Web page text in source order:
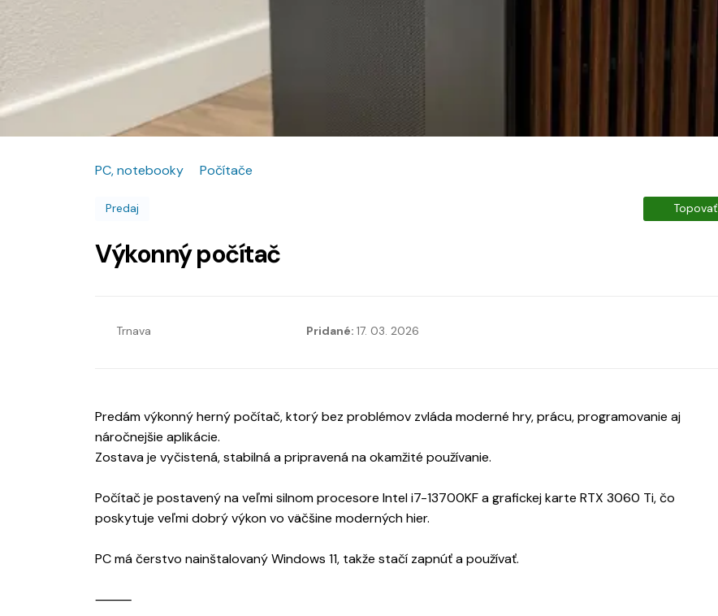
PC, notebooky Počítače
Predaj Topovať
Výkonný počítač
Trnava Pridané: 17. 03. 2026
Predám výkonný herný počítač, ktorý bez problémov zvláda moderné hry, prácu, programovanie aj
náročnejšie aplikácie.
Zostava je vyčistená, stabilná a pripravená na okamžité používanie.
Počítač je postavený na veľmi silnom procesore Intel i7-13700KF a grafickej karte RTX 3060 Ti, čo
poskytuje veľmi dobrý výkon vo väčšine moderných hier.
PC má čerstvo nainštalovaný Windows 11, takže stačí zapnúť a používať.
⸻